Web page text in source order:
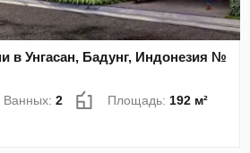
в Унгасан, Бадунг, Индонезия №
Ванных:2 Площадь:192 м²